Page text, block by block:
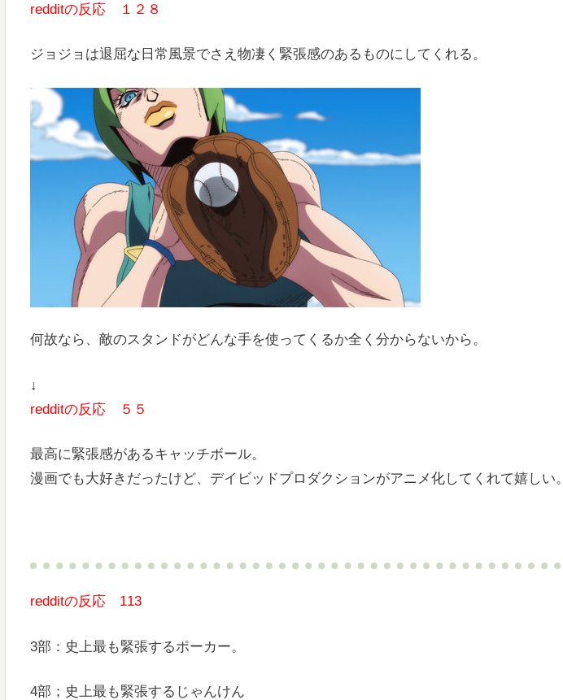
redditの反応 １２８
ジョジョは退屈な日常風景でさえ物凄く緊張感のあるものにしてくれる。
何故なら、敵のスタンドがどんな手を使ってくるか全く分からないから。
↓
redditの反応 ５５
最高に緊張感があるキャッチボール。
漫画でも大好きだったけど、デイビッドプロダクションがアニメ化してくれて嬉しい。
redditの反応 113
3部：史上最も緊張するポーカー。
4部；史上最も緊張するじゃんけん